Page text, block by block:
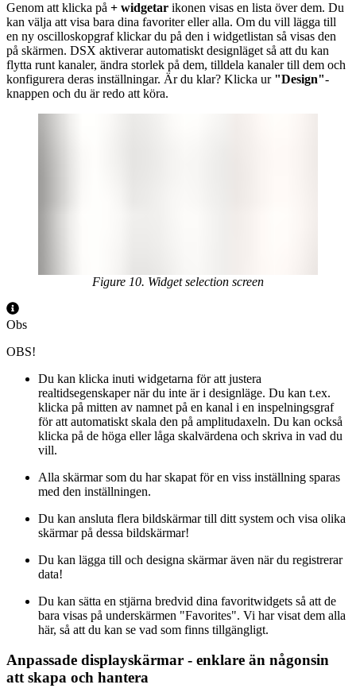
Genom att klicka på + widgetar ikonen visas en lista över dem. Du
kan välja att visa bara dina favoriter eller alla. Om du vill lägga till
en ny oscilloskopgraf klickar du på den i widgetlistan så visas den
på skärmen. DSX aktiverar automatiskt designläget så att du kan
flytta runt kanaler, ändra storlek på dem, tilldela kanaler till dem och
konfigurera deras inställningar. Är du klar? Klicka ur "Design"-
knappen och du är redo att köra.
Figure 10. Widget selection screen
Obs
OBS!
Du kan klicka inuti widgetarna för att justera
realtidsegenskaper när du inte är i designläge. Du kan t.ex.
klicka på mitten av namnet på en kanal i en inspelningsgraf
för att automatiskt skala den på amplitudaxeln. Du kan också
klicka på de höga eller låga skalvärdena och skriva in vad du
vill.
Alla skärmar som du har skapat för en viss inställning sparas
med den inställningen.
Du kan ansluta flera bildskärmar till ditt system och visa olika
skärmar på dessa bildskärmar!
Du kan lägga till och designa skärmar även när du registrerar
data!
Du kan sätta en stjärna bredvid dina favoritwidgets så att de
bara visas på underskärmen "Favorites". Vi har visat dem alla
här, så att du kan se vad som finns tillgängligt.
Anpassade displayskärmar - enklare än någonsin
att skapa och hantera